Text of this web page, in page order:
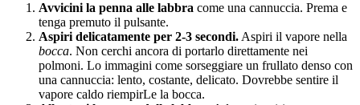
Avvicini la penna alle labbra come una cannuccia. Prema e
tenga premuto il pulsante.
Aspiri delicatamente per 2-3 secondi. Aspiri il vapore nella
bocca. Non cerchi ancora di portarlo direttamente nei
polmoni. Lo immagini come sorseggiare un frullato denso con
una cannuccia: lento, costante, delicato. Dovrebbe sentire il
vapore caldo riempirLe la bocca.